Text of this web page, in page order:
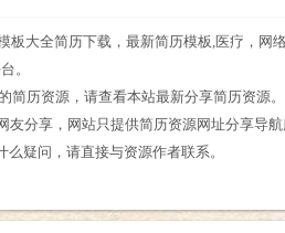
大全简历下载，最新简历模板,医疗，
。
历资源，请查看本站最新分享简历资源。
分享，网站只提供简历资源网址分享导航
疑问，请直接与资源作者联系。